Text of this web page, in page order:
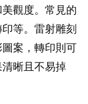
觀度。常見的
等。雷射雕刻
案，轉印則可
晰且不易掉